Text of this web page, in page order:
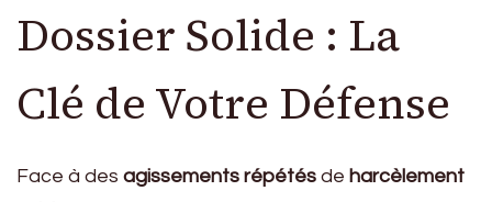
Dossier Solide : La
Clé de Votre Défense
Face à des agissements répétés de harcèlement